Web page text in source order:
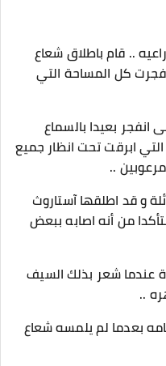
.. قام باطلاق شعاع
فجرت كل المساحة التي
انفجر بعيدا بالسماع
ابرقت تحت انظار جميع
..
و قد اطلقها آستاروث
من أنه اصابه ببعض
عندما شعر بذلك السيف
..
بعدما لم يلمسه شعاع